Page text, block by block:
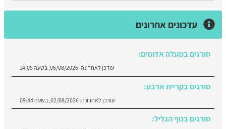
עדכונים אחרונים
סורגים במעלה אדומים:
עודכן לאחרונה:06/08/2026, בשעה 14:08
סורגים בקריית ארבע:
עודכן לאחרונה: 02/08/2026, בשעה 09:44
סורגים בנוף הגליל:
עודכן לאחרונה:30/07/2026, בשעה 14:02
מסגר במיתר: